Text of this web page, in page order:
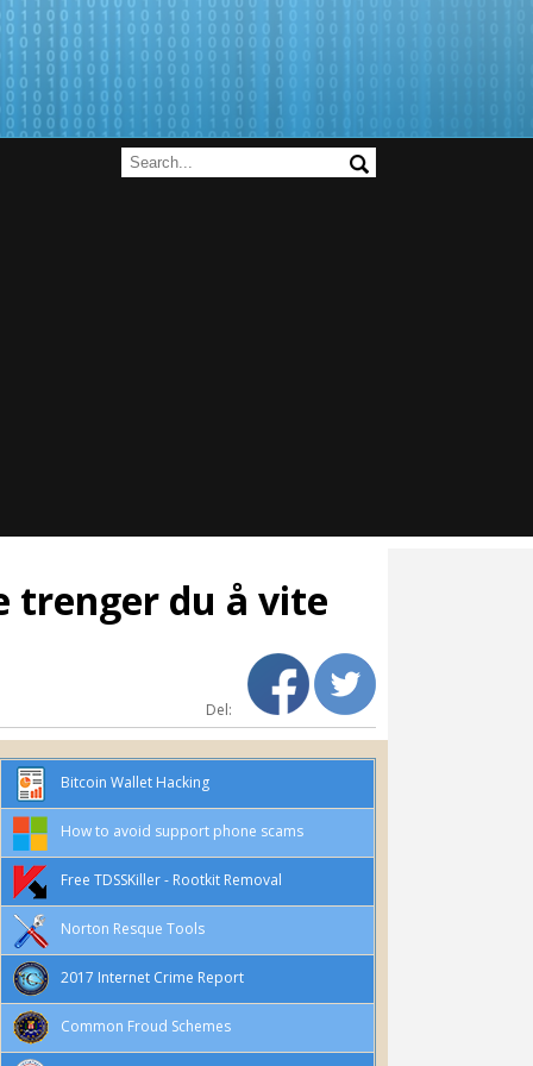
trenger du å vite
Del:
Bitcoin Wallet Hacking
How to avoid support phone scams
Free TDSSKiller - Rootkit Removal
Norton Resque Tools
2017 Internet Crime Report
Common Froud Schemes